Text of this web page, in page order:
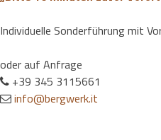
Individuelle Sonderführung mit
oder auf Anfrage
+39 345 3115661
info@bergwerk.it